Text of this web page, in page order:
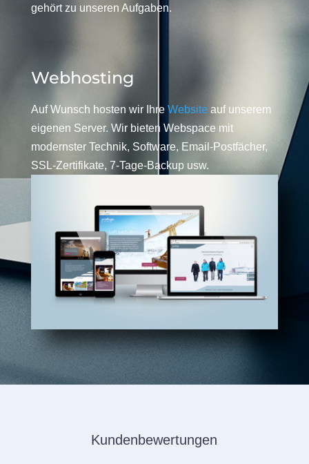
gehört zu unseren Aufgaben.
Webhosting
Auf Wunsch hosten wir Ihre Website auf unserem
eigenen Server. Wir bieten Webspace mit
modernster Technik, Software, Email-Postfächer,
SSL-Zertifikate, 7-Tage-Backup usw.
Kundenbewertungen